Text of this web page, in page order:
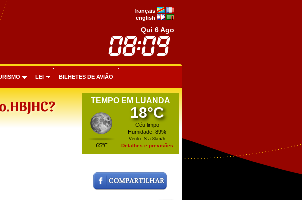
français
english
Qui 6 Ago
LEI BILHETES DE AVIÃO
TEMPO EM LUANDA
65°F
18°C
Céu limpo
Humidade: 89%
Vento: S a 8km/h
Detalhes e previsões